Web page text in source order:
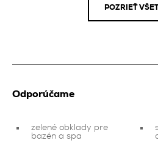
POZRIEŤ
Odporúčame
zelené obklady pre
bazén a spa